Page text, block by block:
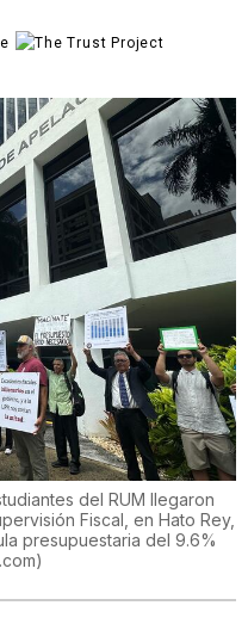
del RUM llegaron
Fiscal, en Hato Rey,
presupuestaria del 9.6%
)